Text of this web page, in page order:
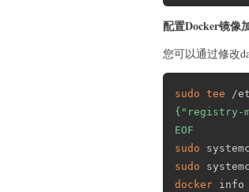
配置Docker镜像
您可以通过修改
sudo tee /
{"registry-
EOF
sudo
sudo
docker info